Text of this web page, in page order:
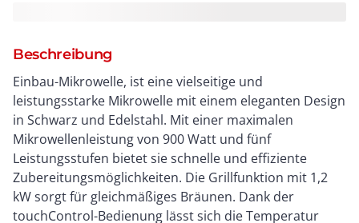
Beschreibung
Einbau-Mikrowelle, ist eine vielseitige und
leistungsstarke Mikrowelle mit einem eleganten Design
in Schwarz und Edelstahl. Mit einer maximalen
Mikrowellenleistung von 900 Watt und fünf
Leistungsstufen bietet sie schnelle und effiziente
Zubereitungsmöglichkeiten. Die Grillfunktion mit 1,2
kW sorgt für gleichmäßiges Bräunen. Dank der
touchControl-Bedienung lässt sich die Temperatur